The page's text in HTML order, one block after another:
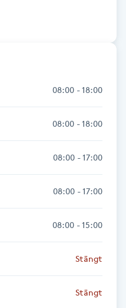
08:00 - 18:00
08:00 - 18:00
08:00 - 17:00
08:00 - 17:00
08:00 - 15:00
Stängt
Stängt